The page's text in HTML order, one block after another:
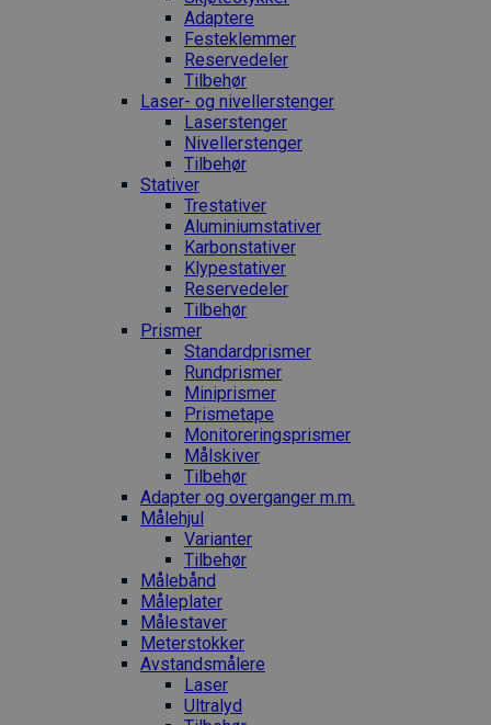
Adaptere
Festeklemmer
Reservedeler
Tilbehør
Laser- og nivellerstenger
Laserstenger
Nivellerstenger
Tilbehør
Stativer
Trestativer
Aluminiumstativer
Karbonstativer
Klypestativer
Reservedeler
Tilbehør
Prismer
Standardprismer
Rundprismer
Miniprismer
Prismetape
Monitoreringsprismer
Målskiver
Tilbehør
Adapter og overganger m.m.
Målehjul
Varianter
Tilbehør
Målebånd
Måleplater
Målestaver
Meterstokker
Avstandsmålere
Laser
Ultralyd